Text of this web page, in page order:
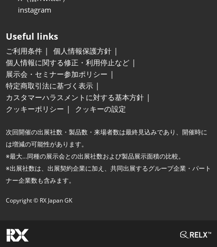
instagram
Useful links
ご利用条件
個人情報保護方針
個人情報に関する修正・利用停止など
展示会・セミナー参加ポリシー
特定商取引法に基づく表示
カスタマーハラスメントに対する基本方針
クッキーポリシー
クッキーの設定
次回開催の出展社数・製品数・来場者数は最終見込みであり、開催時に
は増減の可能性があります。
※最大…同種の展示会との出展社数および製品展示面積の比較。
※出展社数は、出展契約企業に加え、共同出展するグループ企業・パート
ナー企業数も含みます。
Copyright © RX Japan GK